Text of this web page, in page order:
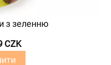
з зеленню
CZK